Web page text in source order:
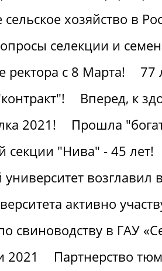
сельское хозяйство в
селекции и
ректора с 8 Марта!
77
Вперед, к
2021!
Прошла
секции "Нива" - 45 лет!
возглавил
активно
свиноводству в ГАУ
2021
Партнерство